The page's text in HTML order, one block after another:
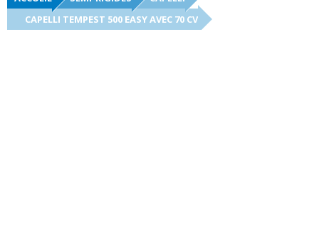
CAPELLI TEMPEST 500 EASY AVEC 70 CV